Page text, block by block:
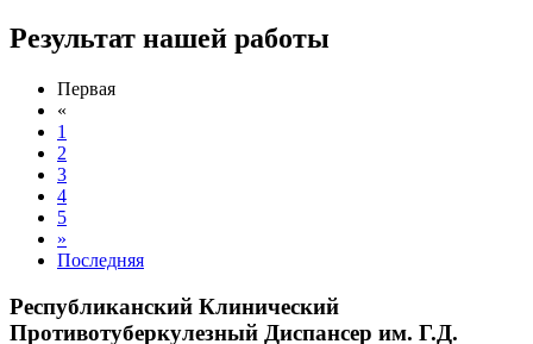
Результат нашей работы
Первая
«
1
2
3
4
5
»
Последняя
Республиканский Клинический
Противотуберкулезный Диспансер им. Г.Д.